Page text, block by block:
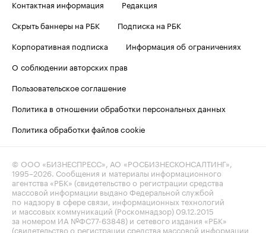
Контактная информация
Редакция
Скрыть баннеры на РБК
Подписка на РБК
Корпоративная подписка
Информация об ограничениях
О соблюдении авторских прав
Пользовательское соглашение
Политика в отношении обработки персональных данных
Политика обработки файлов cookie
© ООО «БИЗНЕСПРЕСС», АО «РОСБИЗНЕСКОНСАЛТИНГ»,
1995–2026. Сообщения и материалы информационного
агентства «РБК» (свидетельство о регистрации средства
массовой информации выдано Федеральной службой
по надзору в сфере связи, информационных технологий
и массовых коммуникаций (Роскомнадзор) 09.12.2015
за номером ИА №ФС77-63848) и сетевого издания «РБК»
(свидетельство о регистрации средства массовой информации